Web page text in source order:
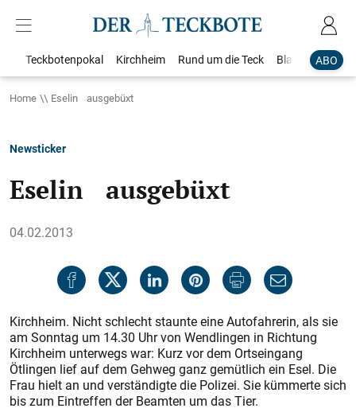
ABO
Teckbotenpokal Kirchheim Rund um die Teck Blaulicht
Home Eselin ausgebüxt
Newsticker
Eselin ausgebüxt
04.02.2013
Kirchheim. Nicht schlecht staunte eine Autofahrerin, als sie
am Sonntag um 14.30 Uhr von Wendlingen in Richtung
Kirchheim unterwegs war: Kurz vor dem Ortseingang
Ötlingen lief auf dem Gehweg ganz gemütlich ein Esel. Die
Frau hielt an und verständigte die Polizei. Sie kümmerte sich
bis zum Eintreffen der Beamten um das Tier.